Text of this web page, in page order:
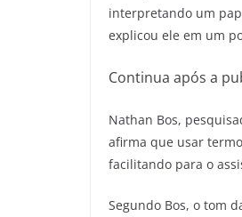
interpretando um
explicou ele em um
Continua após a
Nathan Bos,
afirma que usar
facilitando para o
Segundo Bos, o tom